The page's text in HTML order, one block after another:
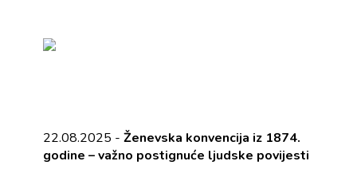
22.08.2025 - Ženevska konvencija iz 1874.
godine – važno postignuće ljudske povijesti